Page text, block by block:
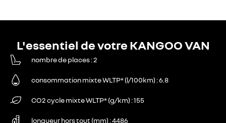
L'essentiel de votre KANGOO VAN
nombre de places 2
consommation mixte WLTP* (l/100km) 6.8
CO2 cycle mixte WLTP* (g/km) 155
longueur hors tout (mm) 4486